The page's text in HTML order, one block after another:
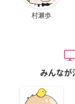
村瀬歩
みんなが